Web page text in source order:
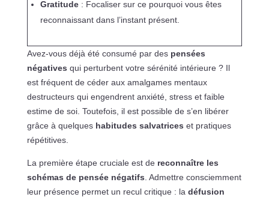
Gratitude: Focaliser sur ce pourquoi vous êtes
reconnaissant dans l’instant présent.
Avez-vous déjà été consumé par des pensées
négatives qui perturbent votre sérénité intérieure ? Il
est fréquent de céder aux amalgames mentaux
destructeurs qui engendrent anxiété, stress et faible
estime de soi. Toutefois, il est possible de s’en libérer
grâce à quelques habitudes salvatrices et pratiques
répétitives.
La première étape cruciale est de reconnaître les
schémas de pensée négatifs . Admettre consciemment
leur présence permet un recul critique : la défusion